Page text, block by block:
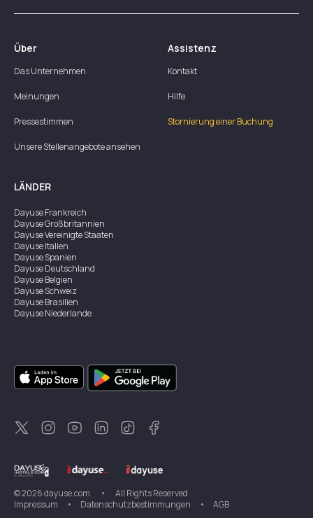
Über
Das Unternehmen
Meinungen
Pressestimmen
Unsere Stellenangebote ansehen
Assistenz
Kontakt
Hilfe
Stornierung einer Buchung
LÄNDER
DayuseFrankreich
DayuseGroßbritannien
DayuseVereinigte Staaten
DayuseItalien
DayuseSpanien
DayuseDeutschland
DayuseBelgien
DayuseSchweiz
DayuseBrasilien
DayuseNiederlande
DayuseKanada
DayuseSingapur
DayuseZweden
DayuseKorea
DayuseNeuseeland
©2026dayuse.com •
All Rights Reserved
Impressum
• Datenschutzbestimmungen • AGB